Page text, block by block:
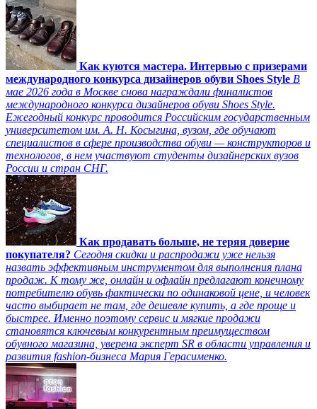
Как куются мастера. Интервью с призерами
международного конкурса дизайнеров обуви Shoes Style В
мае 2026 года в Москве снова награждали финалистов
международного конкурса дизайнеров обуви Shoes Style.
Ежегодный конкурс проводится Российским государственным
университетом им. А. Н. Косыгина, вузом, где обучают
специалистов в сфере производства обуви — конструкторов и
технологов, в нем участвуют студенты дизайнерских вузов
России и стран СНГ.
Как продавать больше, не теряя доверие
покупателя? Сегодня скидки и распродажи уже нельзя
назвать эффективным инструментом для выполнения плана
продаж. К тому же, онлайн и офлайн предлагают конечному
потребителю обувь фактически по одинаковой цене, и человек
часто выбирает не там, где дешевле купить, а где проще и
быстрее. Именно поэтому сервис и мягкие продажи
становятся ключевым конкурентным преимуществом
обувного магазина, уверена эксперт SR в области управления и
развития fashion-бизнеса Мария Герасименко.